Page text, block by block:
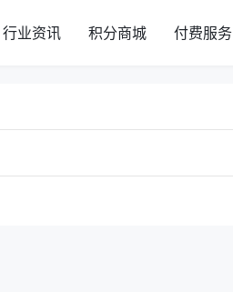
行业资讯 积分商城 付费服务